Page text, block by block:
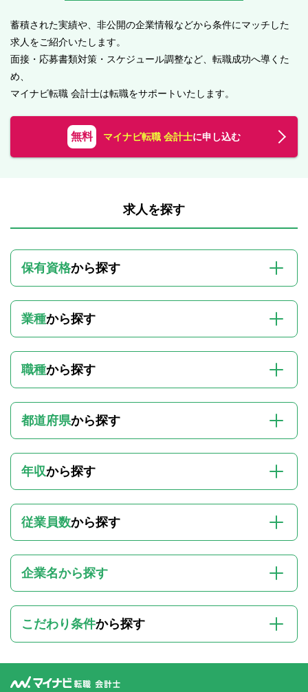
蓄積された実績や、非公開の企業情報などから条件にマッチした
求人をご紹介いたします。
面接・応募書類対策・スケジュール調整など、転職成功へ導くた
め、
マイナビ転職 会計士は転職をサポートいたします。
無料 マイナビ転職 会計士に申し込む
求人を探す
保有資格から探す
業種から探す
職種から探す
都道府県から探す
年収から探す
従業員数から探す
企業名から探す
こだわり条件から探す